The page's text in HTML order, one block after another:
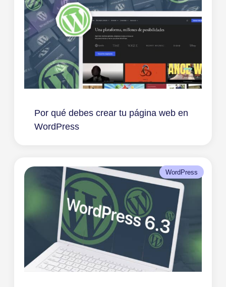
Por qué debes crear tu página web en
WordPress
WordPress